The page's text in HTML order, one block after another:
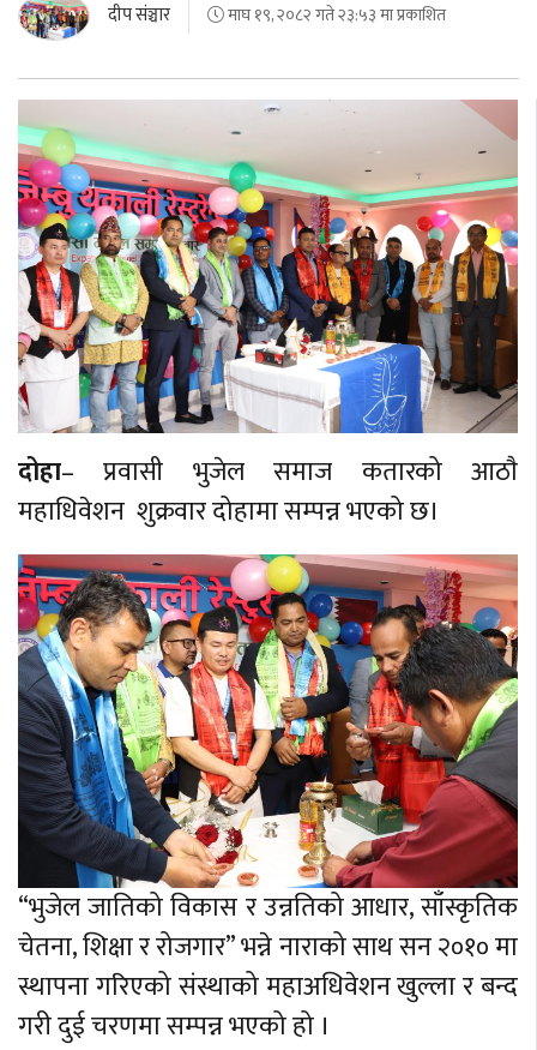
दीप संञ्चार माघ १९, २०८२ गते २३:५३ मा प्रकाशित
दोहा– प्रवासी भुजेल समाज कतारको आठाै
महाधिवेशन शुक्रवार दोहामा सम्पन्न भएको छ।
“भुजेल जातिको विकास र उन्नतिको आधार, साँस्कृतिक
चेतना, शिक्षा र रोजगार” भन्ने नाराको साथ सन २०१० मा
स्थापना गरिएको संस्थाको महाअधिवेशन खुल्ला र बन्द
गरी दुई चरणमा सम्पन्न भएको हो ।